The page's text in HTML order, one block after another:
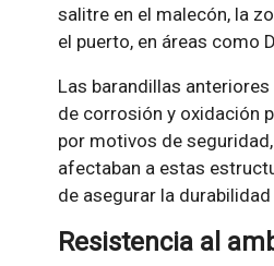
salitre en el malecón, la
el puerto, en áreas como
Las barandillas
de corrosión y oxidación
por motivos de
afectaban a estas
de asegurar la
Resistencia al